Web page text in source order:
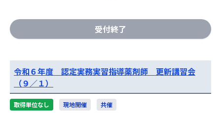
受付終了
令和６年度 認定実務実習指導薬剤師 更新講習会
（９／１）
取得単位なし 現地開催 共催